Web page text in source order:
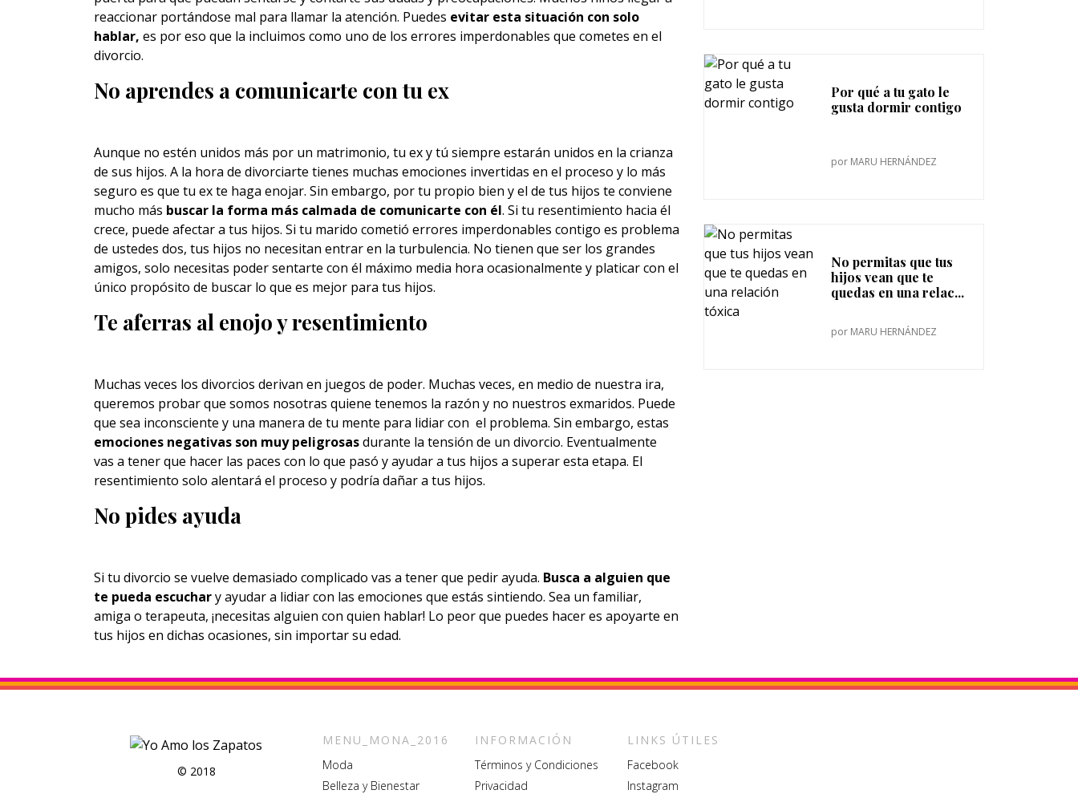
reaccionar portándose mal para llamar la atención. Puedes evitar esta situación con solo
hablar, es por eso que la incluimos como uno de los errores imperdonables que cometes en el
divorcio.
No aprendes a comunicarte con tu ex
Aunque no estén unidos más por un matrimonio, tu ex y tú siempre estarán unidos en la crianza
de sus hijos. A la hora de divorciarte tienes muchas emociones invertidas en el proceso y lo más
seguro es que tu ex te haga enojar. Sin embargo, por tu propio bien y el de tus hijos te conviene
mucho más buscar la forma más calmada de comunicarte con él. Si tu resentimiento hacia él
crece, puede afectar a tus hijos. Si tu marido cometió errores imperdonables contigo es problema
de ustedes dos, tus hijos no necesitan entrar en la turbulencia. No tienen que ser los grandes
amigos, solo necesitas poder sentarte con él máximo media hora ocasionalmente y platicar con el
único propósito de buscar lo que es mejor para tus hijos.
Te aferras al enojo y resentimiento
Muchas veces los divorcios derivan en juegos de poder. Muchas veces, en medio de nuestra ira,
queremos probar que somos nosotras quiene tenemos la razón y no nuestros exmaridos. Puede
que sea inconsciente y una manera de tu mente para lidiar con el problema. Sin embargo, estas
emociones negativas son muy peligrosasdurante la tensión de un divorcio. Eventualmente
vas a tener que hacer las paces con lo que pasó y ayudar a tus hijos a superar esta etapa. El
resentimiento solo alentará el proceso y podría dañar a tus hijos.
No pides ayuda
Si tu divorcio se vuelve demasiado complicado vas a tener que pedir ayuda. Busca a alguien que
te pueda escuchary ayudar a lidiar con las emociones que estás sintiendo. Sea un familiar,
amiga o terapeuta, ¡necesitas alguien con quien hablar! Lo peor que puedes hacer es apoyarte en
tus hijos en dichas ocasiones, sin importar su edad.
Por qué a tu gato le
gusta dormir contigo
por MARU HERNÁNDEZ
No permitas que tus
hijos vean que te
quedas en una relac...
por MARU HERNÁNDEZ
© 2018
MENU_MONA_2016
Moda
Belleza y Bienestar
INFORMACIÓN
Términos y Condiciones
Privacidad
LINKS ÚTILES
Facebook
Instagram